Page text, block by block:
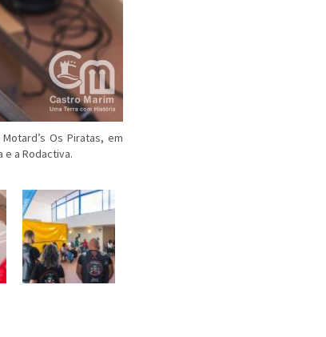
Os Piratas, em
e a Rodactiva.